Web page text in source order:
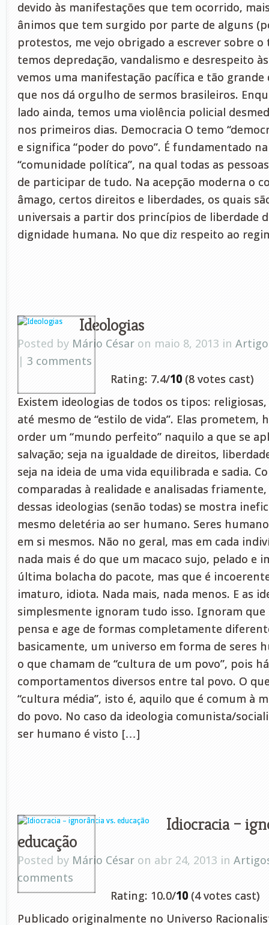
devido às manifestações que tem ocorrido,
ânimos que tem surgido por parte de alguns
protestos, me vejo obrigado a escrever sobre o
temos depredação, vandalismo e desrespeito
vemos uma manifestação pacífica e tão grande
que nos dá orgulho de sermos brasileiros.
lado ainda, temos uma violência policial
nos primeiros dias. Democracia O temo
e significa “poder do povo”. É fundamentado
“comunidade política”, na qual todas as
de participar de tudo. Na acepção moderna o
âmago, certos direitos e liberdades, os quais
universais a partir dos princípios de liberdade
dignidade humana. No que diz respeito ao
Ideologias
Posted by Mário César on maio 8, 2013 in
| 3 comments
Rating: 7.4/10 (8 votes cast)
Existem ideologias de todos os tipos:
até mesmo de “estilo de vida”. Elas prometem,
order um “mundo perfeito” naquilo a que se
salvação; seja na igualdade de direitos,
seja na ideia de uma vida equilibrada e sadia.
comparadas à realidade e analisadas
dessas ideologias (senão todas) se mostra
mesmo deletéria ao ser humano. Seres
em si mesmos. Não no geral, mas em cada
nada mais é do que um macaco sujo, pelado e
última bolacha do pacote, mas que é
imaturo, idiota. Nada mais, nada menos. E as
simplesmente ignoram tudo isso. Ignoram que
pensa e age de formas completamente
basicamente, um universo em forma de seres
o que chamam de “cultura de um povo”, pois
comportamentos diversos entre tal povo. O
“cultura média”, isto é, aquilo que é comum à
do povo. No caso da ideologia comunista/
ser humano é visto […]
Idiocracia –
educação
Posted by Mário César on abr 24, 2013 in
comments
Rating: 10.0/10 (4 votes cast)
Publicado originalmente no Universo